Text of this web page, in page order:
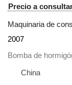
Precio a
Maquinaria de
2007
Bomba de
China